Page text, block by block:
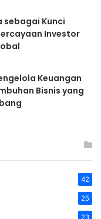
sebagai Kunci
Investor
Keuangan
Bisnis yang
42
25